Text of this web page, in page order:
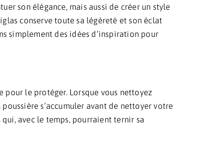
son élégance, mais aussi de créer un style
conserve toute sa légèreté et son éclat
simplement des idées d’inspiration pour
pour le protéger. Lorsque vous nettoyez
s’accumuler avant de nettoyer votre
avec le temps, pourraient ternir sa